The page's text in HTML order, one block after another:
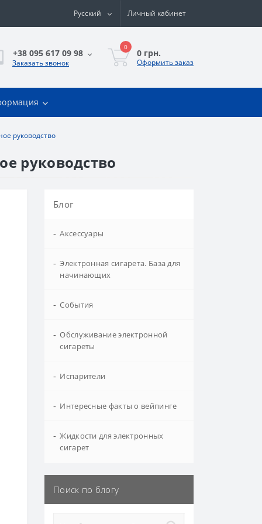
Русский Личный кабинет
+38 095 617 09 98
Заказать звонок
0
0 грн.
Оформить заказ
руководство
руководство
Блог
- Аксессуары
- Электронная сигарета. База для
начинающих
- События
- Обслуживание электронной
сигареты
- Испарители
- Интересные факты о вейпинге
- Жидкости для электронных
сигарет
Поиск по блогу